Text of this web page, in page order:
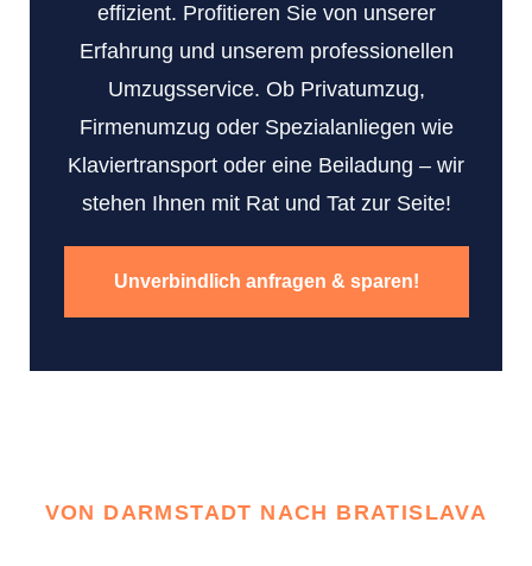
effizient. Profitieren Sie von unserer
Erfahrung und unserem professionellen
Umzugsservice. Ob Privatumzug,
Firmenumzug oder Spezialanliegen wie
Klaviertransport oder eine Beiladung – wir
stehen Ihnen mit Rat und Tat zur Seite!
Unverbindlich anfragen & sparen!
VON DARMSTADT NACH BRATISLAVA